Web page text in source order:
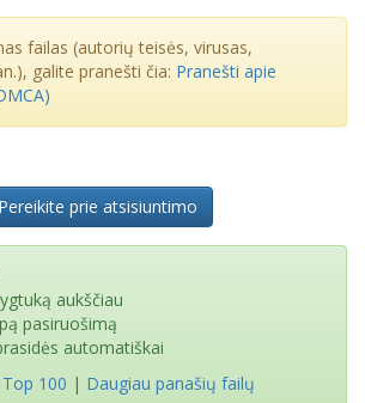
failas (autorių teisės, virusas,
galite pranešti čia: Pranešti apie
Pereikite prie atsisiuntimo
aukščiau
pasiruošimą
automatiškai
Top 100 | Daugiau panašių failų